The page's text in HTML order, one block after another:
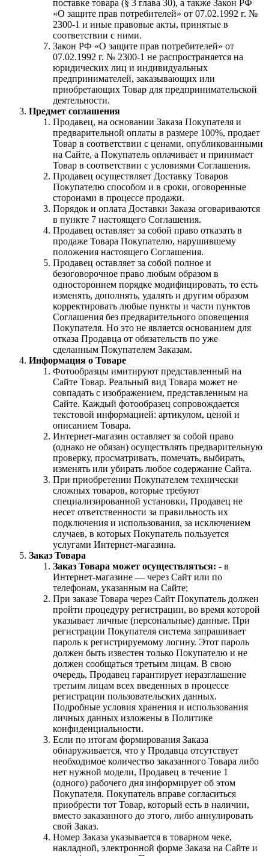
поставке товара (§ 3 глава 30), а также Закон РФ
«О защите прав потребителей» от 07.02.1992 г. №
2300-1 и иные правовые акты, принятые в
соответствии с ними.
Закон РФ «О защите прав потребителей» от
07.02.1992 г. № 2300-1 не распространяется на
юридических лиц и индивидуальных
предпринимателей, заказывающих или
приобретающих Товар для предпринимательской
деятельности.
Предмет соглашения
Продавец, на основании Заказа Покупателя и
предварительной оплаты в размере 100%, продает
Товар в соответствии с ценами, опубликованными
на Сайте, а Покупатель оплачивает и принимает
Товар в соответствии с условиями Соглашения.
Продавец осуществляет Доставку Товаров
Покупателю способом и в сроки, оговоренные
сторонами в процессе продажи.
Порядок и оплата Доставки Заказа оговариваются
в пункте 7 настоящего Соглашения.
Продавец оставляет за собой право отказать в
продаже Товара Покупателю, нарушившему
положения настоящего Соглашения.
Продавец оставляет за собой полное и
безоговорочное право любым образом в
одностороннем порядке модифицировать, то есть
изменять, дополнять, удалять и другим образом
корректировать любые пункты и части пунктов
Соглашения без предварительного оповещения
Покупателя. Но это не является основанием для
отказа Продавца от обязательств по уже
сделанным Покупателем Заказам.
Информация о Товаре
Фотообразцы имитируют представленный на
Сайте Товар. Реальный вид Товара может не
совпадать с изображением, представленным на
Сайте. Каждый фотообразец сопровождается
текстовой информацией: артикулом, ценой и
описанием Товара.
Интернет-магазин оставляет за собой право
(однако не обязан) осуществлять предварительную
проверку, просматривать, помечать, выбирать,
изменять или убирать любое содержание Сайта.
При приобретении Покупателем технически
сложных товаров, которые требуют
специализированной установки, Продавец не
несет ответственности за правильность их
подключения и использования, за исключением
случаев, в которых Покупатель пользуется
услугами Интернет-магазина.
Заказ Товара
Заказ Товара может осуществляться: - в
Интернет-магазине — через Сайт или по
телефонам, указанным на Сайте;
При заказе Товара через Сайт Покупатель должен
пройти процедуру регистрации, во время которой
указывает личные (персональные) данные. При
регистрации Покупателя система запрашивает
пароль к регистрируемому логину. Этот пароль
должен быть известен только Покупателю и не
должен сообщаться третьим лицам. В свою
очередь, Продавец гарантирует неразглашение
третьим лицам всех введенных в процессе
регистрации пользовательских данных.
Подробные условия хранения и использования
личных данных изложены в Политике
конфиденциальности.
Если по итогам формирования Заказа
обнаруживается, что у Продавца отсутствует
необходимое количество заказанного Товара либо
нет нужной модели, Продавец в течение 1
(одного) рабочего дня информирует об этом
Покупателя. Покупатель вправе согласиться
приобрести тот Товар, который есть в наличии,
вместо заказанного до этого, либо аннулировать
свой Заказ.
Номер Заказа указывается в товарном чеке,
накладной, электронной форме Заказа на Сайте и